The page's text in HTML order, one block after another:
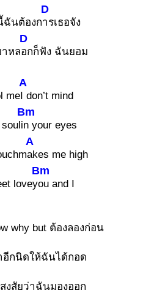
ฉันต้องก
D
ารเธอจัง
าหล
D
อกก็ฟัง ฉันยอม
me
A
I don’t mind
Bm
n your eyes
A
akes me high
lovey
Bm
ou and I
why but ต้องลองก่อน
อีกนิดให้ฉันได้กอด
งสัยว่าฉันมองออก